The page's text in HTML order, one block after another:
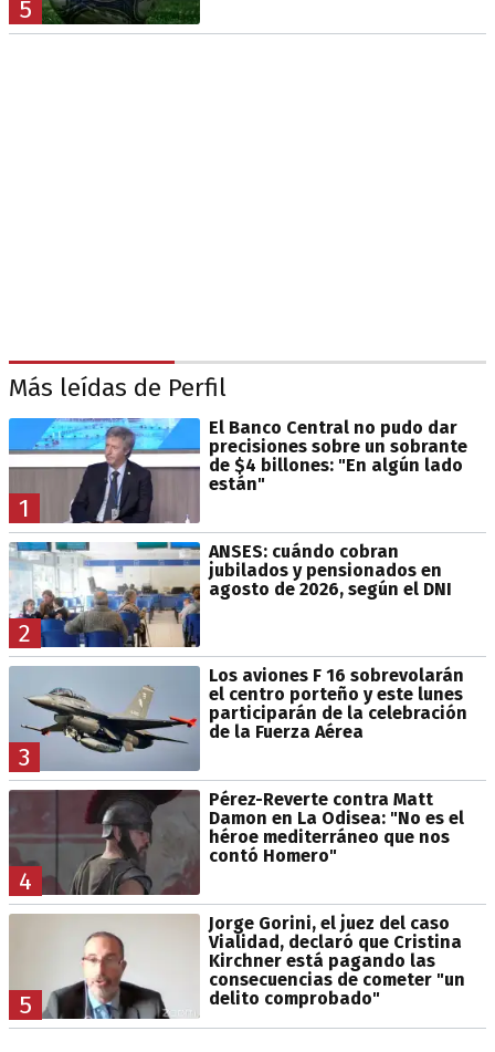
5
Más leídas de Perfil
1
El Banco Central no pudo dar
precisiones sobre un sobrante
de $4 billones: "En algún lado
están"
2
ANSES: cuándo cobran
jubilados y pensionados en
agosto de 2026, según el DNI
3
Los aviones F 16 sobrevolarán
el centro porteño y este lunes
participarán de la celebración
de la Fuerza Aérea
4
Pérez-Reverte contra Matt
Damon en La Odisea: "No es el
héroe mediterráneo que nos
contó Homero"
5
Jorge Gorini, el juez del caso
Vialidad, declaró que Cristina
Kirchner está pagando las
consecuencias de cometer "un
delito comprobado"